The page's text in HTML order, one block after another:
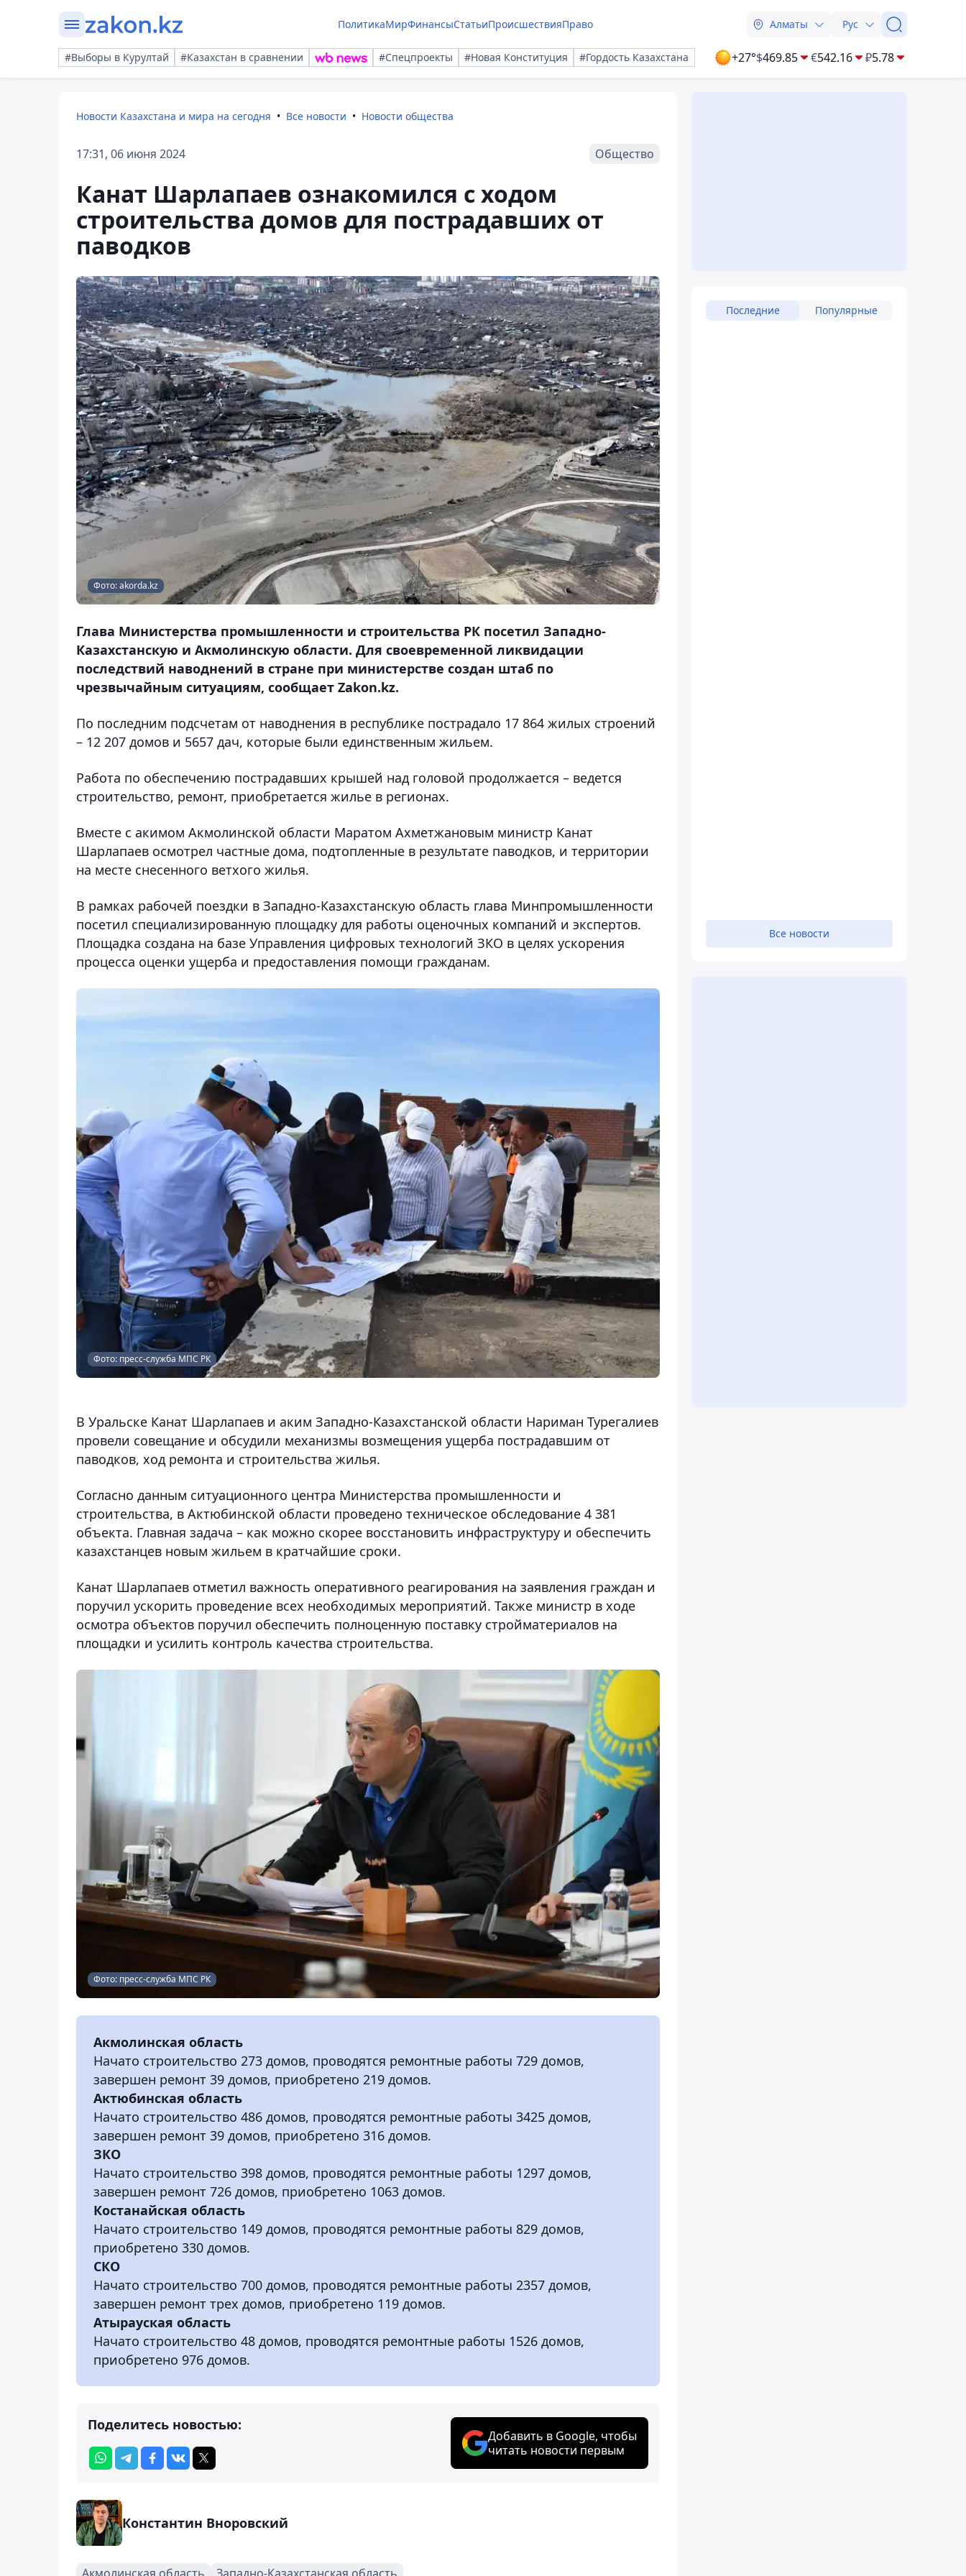
ПолитикаМирФинансыСтатьиПроисшествияПраво Алматы Рус
#Выборы в Курултай #Казахстан в сравнении #Спецпроекты #Новая Конституция #Гордость Казахстана +27°$469.85 €542.16 ₽5.78
Новости Казахстана и мира на сегодня Все новости Новости общества
17:31, 06 июня 2024 Общество
Канат Шарлапаев ознакомился с ходом
строительства домов для пострадавших от
паводков
Фото: akorda.kz
Глава Министерства промышленности и строительства РК посетил Западно-
Казахстанскую и Акмолинскую области. Для своевременной ликвидации
последствий наводнений в стране при министерстве создан штаб по
чрезвычайным ситуациям, сообщает Zakon.kz.
По последним подсчетам от наводнения в республике пострадало 17 864 жилых строений
– 12 207 домов и 5657 дач, которые были единственным жильем.
Работа по обеспечению пострадавших крышей над головой продолжается – ведется
строительство, ремонт, приобретается жилье в регионах.
Вместе с акимом Акмолинской области Маратом Ахметжановым министр Канат
Шарлапаев осмотрел частные дома, подтопленные в результате паводков, и территории
на месте снесенного ветхого жилья.
В рамках рабочей поездки в Западно-Казахстанскую область глава Минпромышленности
посетил специализированную площадку для работы оценочных компаний и экспертов.
Площадка создана на базе Управления цифровых технологий ЗКО в целях ускорения
процесса оценки ущерба и предоставления помощи гражданам.
Фото: пресс-служба МПС РК
В Уральске Канат Шарлапаев и аким Западно-Казахстанской области Нариман Турегалиев
провели совещание и обсудили механизмы возмещения ущерба пострадавшим от
паводков, ход ремонта и строительства жилья.
Согласно данным ситуационного центра Министерства промышленности и
строительства, в Актюбинской области проведено техническое обследование 4 381
объекта. Главная задача – как можно скорее восстановить инфраструктуру и обеспечить
казахстанцев новым жильем в кратчайшие сроки.
Канат Шарлапаев отметил важность оперативного реагирования на заявления граждан и
поручил ускорить проведение всех необходимых мероприятий. Также министр в ходе
осмотра объектов поручил обеспечить полноценную поставку стройматериалов на
площадки и усилить контроль качества строительства.
Фото: пресс-служба МПС РК
Акмолинская область
Начато строительство 273 домов, проводятся ремонтные работы 729 домов,
завершен ремонт 39 домов, приобретено 219 домов.
Актюбинская область
Начато строительство 486 домов, проводятся ремонтные работы 3425 домов,
завершен ремонт 39 домов, приобретено 316 домов.
ЗКО
Начато строительство 398 домов, проводятся ремонтные работы 1297 домов,
завершен ремонт 726 домов, приобретено 1063 домов.
Костанайская область
Начато строительство 149 домов, проводятся ремонтные работы 829 домов,
приобретено 330 домов.
СКО
Начато строительство 700 домов, проводятся ремонтные работы 2357 домов,
завершен ремонт трех домов, приобретено 119 домов.
Атырауская область
Начато строительство 48 домов, проводятся ремонтные работы 1526 домов,
приобретено 976 домов.
Поделитесь новостью:
Добавить в Google, чтобы
читать новости первым
Константин Вноровский
Акмолинская область Западно-Казахстанская область
Последние Популярные
Все новости